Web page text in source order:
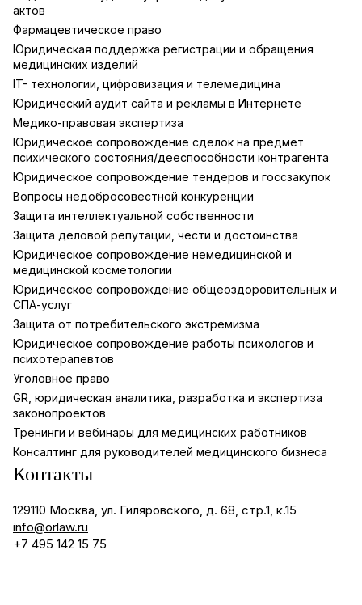
актов
Фармацевтическое право
Юридическая поддержка регистрации и обращения
медицинских изделий
IT- технологии, цифровизация и телемедицина
Юридический аудит сайта и рекламы в Интернете
Медико-правовая экспертиза
Юридическое сопровождение сделок на предмет
психического состояния/дееспособности контрагента
Юридическое сопровождение тендеров и госсзакупок
Вопросы недобросовестной конкуренции
Защита интеллектуальной собственности
Защита деловой репутации, чести и достоинства
Юридическое сопровождение немедицинской и
медицинской косметологии
Юридическое сопровождение общеоздоровительных и
СПА-услуг
Защита от потребительского экстремизма
Юридическое сопровождение работы психологов и
психотерапевтов
Уголовное право
GR, юридическая аналитика, разработка и экспертиза
законопроектов
Тренинги и вебинары для медицинских работников
Консалтинг для руководителей медицинского бизнеса
Контакты
129110 Москва, ул. Гиляровского, д. 68, стр.1, к.15
info@orlaw.ru
+7 495 142 15 75